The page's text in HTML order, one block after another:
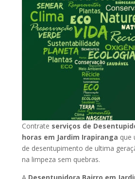
Contrate serviços de
horas em Jardim Irapiranga que
de desentupimento de ultima
na limpeza sem quebras.